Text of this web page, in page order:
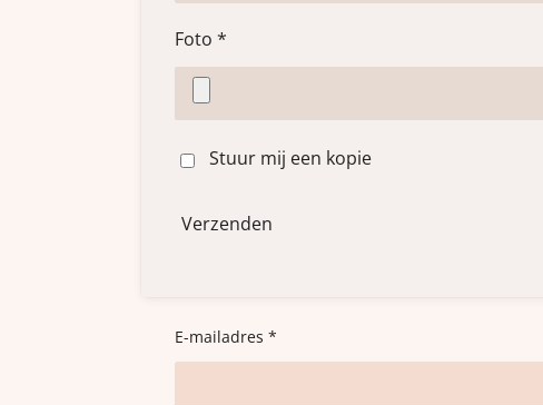
Foto *
Stuur mij een kopie
Verzenden
E-mailadres *